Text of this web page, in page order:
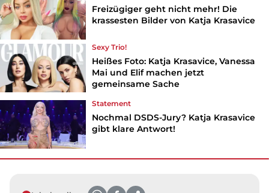
Freizügiger geht nicht mehr! Die
krassesten Bilder von Katja Krasavice
Sexy Trio!
Heißes Foto: Katja Krasavice, Vanessa
Mai und Elif machen jetzt
gemeinsame Sache
Statement
Nochmal DSDS-Jury? Katja Krasavice
gibt klare Antwort!